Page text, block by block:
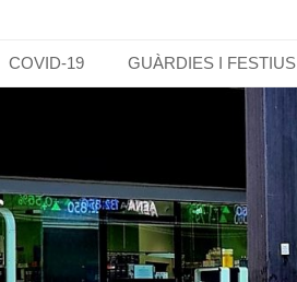
COVID-19 GUÀRDIES I FESTIUS